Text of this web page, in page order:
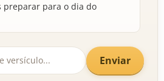
preparar para o dia do
Enviar